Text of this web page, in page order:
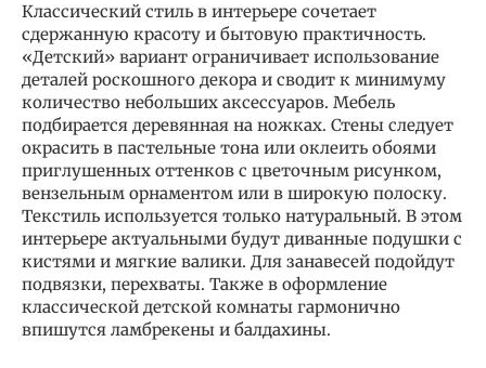
Классический стиль в интерьере сочетает
сдержанную красоту и бытовую практичность.
«Детский» вариант ограничивает использование
деталей роскошного декора и сводит к минимуму
количество небольших аксессуаров. Мебель
подбирается деревянная на ножках. Стены следует
окрасить в пастельные тона или оклеить обоями
приглушенных оттенков с цветочным рисунком,
вензельным орнаментом или в широкую полоску.
Текстиль используется только натуральный. В этом
интерьере актуальными будут диванные подушки с
кистями и мягкие валики. Для занавесей подойдут
подвязки, перехваты. Также в оформление
классической детской комнаты гармонично
впишутся ламбрекены и балдахины.